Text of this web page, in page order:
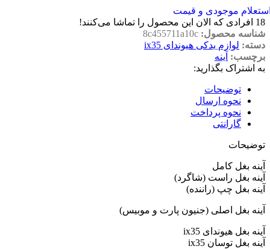
موجودی و قیمت
18 افرادی که الان این محصول را تماشا می‌کنند!
شناسه محصول: 8c455711a10c
دسته: لوازم یدکی هیوندای ix35
برچسب: آینه
به اشتراک بگذارید:
توضیحات
نحوه ارسال
نحوه پرداخت
گارانتی
توضیحات
آینه بغل کامل
آینه بغل راست (شاگرد)
آینه بغل چپ (راننده)
آینه بغل اصلی (جنیون پارت و موبیس)
آینه بغل هیوندای ix35
آینه بغل توسان ix35